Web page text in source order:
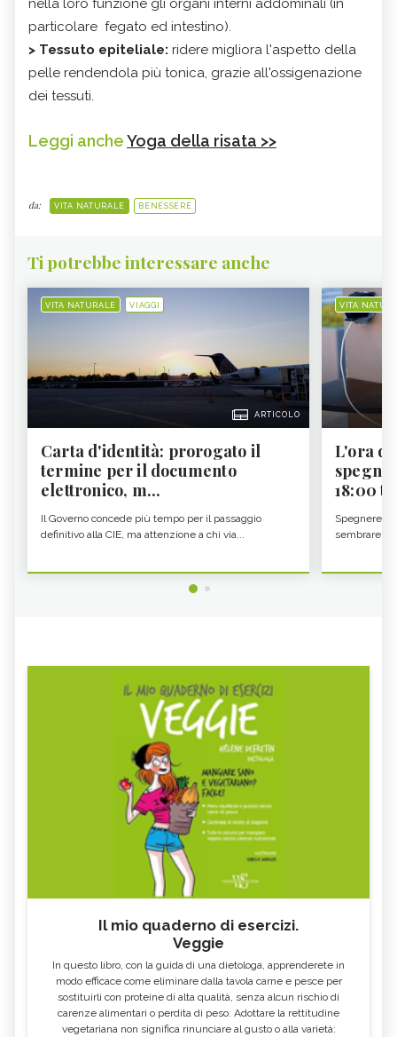
nella loro funzione gli organi interni addominali (in
particolare fegato ed intestino).
> Tessuto epiteliale: ridere migliora l'aspetto della
pelle rendendola più tonica, grazie all'ossigenazione
dei tessuti.
Leggi ancheYoga della risata >>
da: VITA NATURALE BENESSERE
Ti potrebbe interessare anche
VITA NATURALE VIAGGI
ARTICOLO
Carta d'identità: prorogato il
termine per il documento
elettronico, m...
Il Governo concede più tempo per il passaggio
definitivo alla CIE, ma attenzione a chi via...
VITA
L'ora
18:00 ti
Spegnere lo
sembrare
Il mio quaderno di esercizi.
Veggie
In questo libro, con la guida di una dietologa, apprenderete in
modo efficace come eliminare dalla tavola carne e pesce per
sostituirli con proteine di alta qualità, senza alcun rischio di
carenze alimentari o perdita di peso. Adottare la rettitudine
vegetariana non significa rinunciare al gusto o alla varietà: